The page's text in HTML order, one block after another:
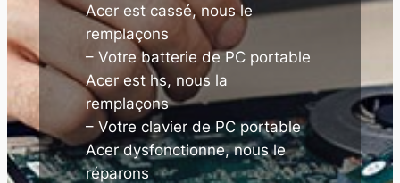
Acer est cassé, nous le
remplaçons
– Votre batterie de PC portable
Acer est hs, nous la
remplaçons
– Votre clavier de PC portable
Acer dysfonctionne, nous le
réparons